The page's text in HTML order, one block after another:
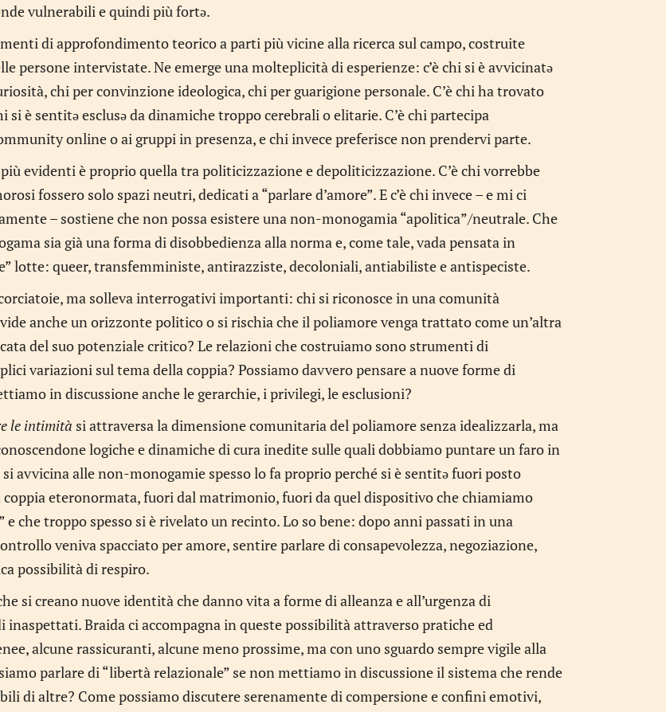
vulnerabili e quindi più fortə.
di approfondimento teorico a parti più vicine alla ricerca sul campo, costruite
persone intervistate. Ne emerge una molteplicità di esperienze: c’è chi si è avvicinatə
chi per convinzione ideologica, chi per guarigione personale. C’è chi ha trovato
si è sentitə esclusə da dinamiche troppo cerebrali o elitarie. C’è chi partecipa
online o ai gruppi in presenza, e chi invece preferisce non prendervi parte.
evidenti è proprio quella tra politicizzazione e depoliticizzazione. C’è chi vorrebbe
fossero solo spazi neutri, dedicati a “parlare d’amore”. E c’è chi invece – e mi ci
– sostiene che non possa esistere una non-monogamia “apolitica”/neutrale. Che
sia già una forma di disobbedienza alla norma e, come tale, vada pensata in
lotte: queer, transfemministe, antirazziste, decoloniali, antiabiliste e antispeciste.
ma solleva interrogativi importanti: chi si riconosce in una comunità
anche un orizzonte politico o si rischia che il poliamore venga trattato come un’altra
del suo potenziale critico? Le relazioni che costruiamo sono strumenti di
variazioni sul tema della coppia? Possiamo davvero pensare a nuove forme di
in discussione anche le gerarchie, i privilegi, le esclusioni?
le intimità si attraversa la dimensione comunitaria del poliamore senza idealizzarla, ma
logiche e dinamiche di cura inedite sulle quali dobbiamo puntare un faro in
avvicina alle non-monogamie spesso lo fa proprio perché si è sentitə fuori posto
eteronormata, fuori dal matrimonio, fuori da quel dispositivo che chiamiamo
e che troppo spesso si è rivelato un recinto. Lo so bene: dopo anni passati in una
veniva spacciato per amore, sentire parlare di consapevolezza, negoziazione,
possibilità di respiro.
si creano nuove identità che danno vita a forme di alleanza e all’urgenza di
inaspettati. Braida ci accompagna in queste possibilità attraverso pratiche ed
alcune rassicuranti, alcune meno prossime, ma con uno sguardo sempre vigile alla
parlare di “libertà relazionale” se non mettiamo in discussione il sistema che rende
di altre? Come possiamo discutere serenamente di compersione e confini emotivi,